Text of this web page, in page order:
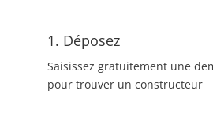
1. Déposez
Saisissez gratuitement une
pour trouver un constructeur